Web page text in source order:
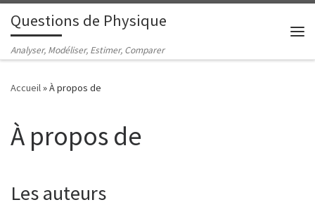
Passer au contenu
Questions de Physique
Analyser, Modéliser, Estimer, Comparer
Accueil»À propos de
À propos de
Les auteurs